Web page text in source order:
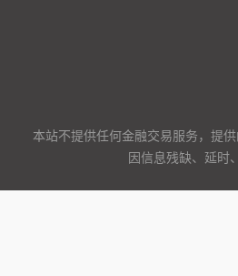
本站不提供任何金融交易服务，提
因信息残缺、延时